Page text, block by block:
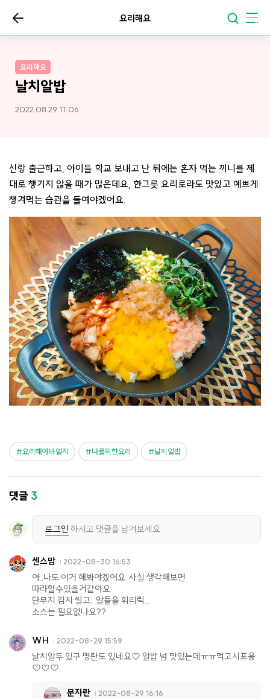
요리해요
요리해요
날치알밥
2022.08.29 11:06
신랑 출근하고, 아이들 학교 보내고 난 뒤에는 혼자 먹는 끼니를 제
대로 챙기지 않을 때가 많은데요, 한그릇 요리로라도 맛있고 예쁘게
챙겨먹는 습관을 들여야겠어요.
요리해야봐알지 나를위한요리 날치알밥
댓글 3
로그인 하시고 댓글을 남겨보세요.
센스맘 2022-08-30 16:53
아..나도 이거 해봐야겠어요. 사실 생각해보면
따라할수있을거같아요
단무지 김치 썰고...알들을 휘리릭...
소스는 필요없나요??
WH 2022-08-29 15:59
날치알두 있구 명란도 있네요♡ 알밥 넘 맛있는데ㅠㅠ먹고시포용
♡♡♡
문자란 2022-08-29 16:16